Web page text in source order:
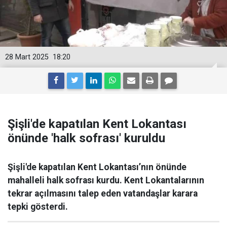
18:20
28 Mart 2025
Şişli'de kapatılan Kent Lokantası
önünde 'halk sofrası' kuruldu
Şişli'de kapatılan Kent Lokantası’nın önünde
mahalleli halk sofrası kurdu. Kent Lokantalarının
tekrar açılmasını talep eden vatandaşlar karara
tepki gösterdi.